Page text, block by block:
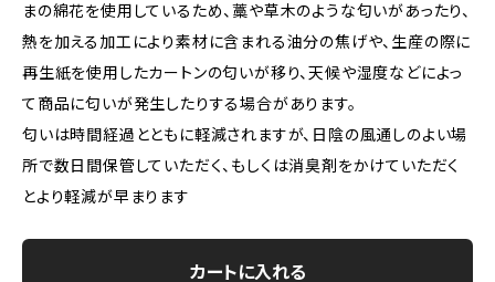
まの綿花を使用しているため、藁や草木のような匂いがあったり、
熱を加える加工により素材に含まれる油分の焦げや、生産の際に
再生紙を使用したカートンの匂いが移り、天候や湿度などによっ
て商品に匂いが発生したりする場合があります。
匂いは時間経過とともに軽減されますが、日陰の風通しのよい場
所で数日間保管していただく、もしくは消臭剤をかけていただく
とより軽減が早まります
カートに入れる